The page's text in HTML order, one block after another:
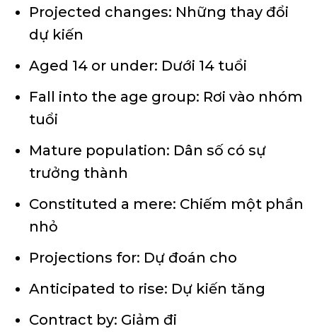
Projected changes: Những thay đổi
dự kiến
Aged 14 or under: Dưới 14 tuổi
Fall into the age group: Rơi vào nhóm
tuổi
Mature population: Dân số có sự
trưởng thành
Constituted a mere: Chiếm một phần
nhỏ
Projections for: Dự đoán cho
Anticipated to rise: Dự kiến tăng
Contract by: Giảm đi